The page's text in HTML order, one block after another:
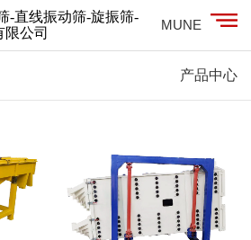
-直线振动筛-旋振筛-
公司
MUNE
产品中心